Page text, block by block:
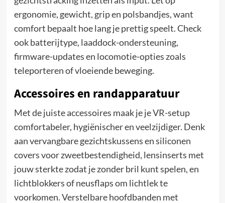
ergonomie, gewicht, grip en polsbandjes, want
comfort bepaalt hoe lang je prettig speelt. Check
ook batterijtype, laaddock-ondersteuning,
firmware-updates en locomotie-opties zoals
teleporteren of vloeiende beweging.
Accessoires en randapparatuur
Met de juiste accessoires maak je je VR-setup
comfortabeler, hygiënischer en veelzijdiger. Denk
aan vervangbare gezichtskussens en siliconen
covers voor zweetbestendigheid, lensinserts met
jouw sterkte zodat je zonder bril kunt spelen, en
lichtblokkers of neusflaps om lichtlek te
voorkomen. Verstelbare hoofdbanden met